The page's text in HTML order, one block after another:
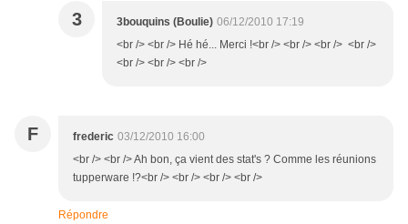
3 3bouquins (Boulie) 06/12/2010 17:19
<br /> <br /> Hé hé... Merci !<br /> <br /> <br /> <br />
<br /> <br /> <br />
F frederic 03/12/2010 16:00
<br /> <br /> Ah bon, ça vient des stat's ? Comme les réunions
tupperware !?<br /> <br /> <br /> <br />
Répondre